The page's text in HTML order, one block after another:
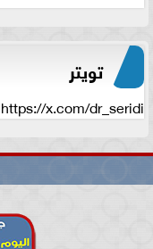
تويتر
x.com/dr_seridi